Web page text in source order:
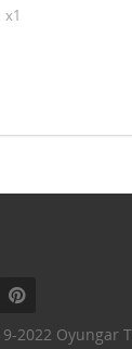
x1
2022 Oyungar